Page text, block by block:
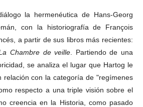
la hermenéutica de Hans-Georg
con la historiografía de François
a partir de sus libros más recientes:
Chambre de veille . Partiendo de una
se analiza el lugar que Hartog le
relación con la categoría de "regímenes
respecto a una triple visión sobre el
creencia en la Historia, como pasado